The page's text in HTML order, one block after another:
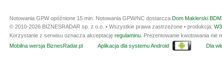
Notowania GPW opóźnione 15 min. Notowania GPW/NC dostarcza Dom Maklerski
© 2010-2026 BIZNESRADAR sp. z o.o. • Wszystkie prawa zastrzeżone • produkcja:
Korzystanie z serwisu oznacza akceptację regulaminu . Prezentowanie kwotowania
Mobilna wersja BiznesRadar.pl
Aplikacja dla systemu Android Dla